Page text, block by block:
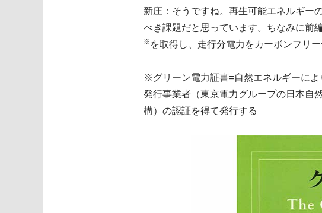
新庄：そうですね。再生可能エネルギー
べき課題だと思っています。ちなみに前
※ を取得し、走行分電力をカーボンフリー
※グリーン電力証書=自然エネルギーに
発行事業者（東京電力グループの日本自
構）の認証を得て発行する